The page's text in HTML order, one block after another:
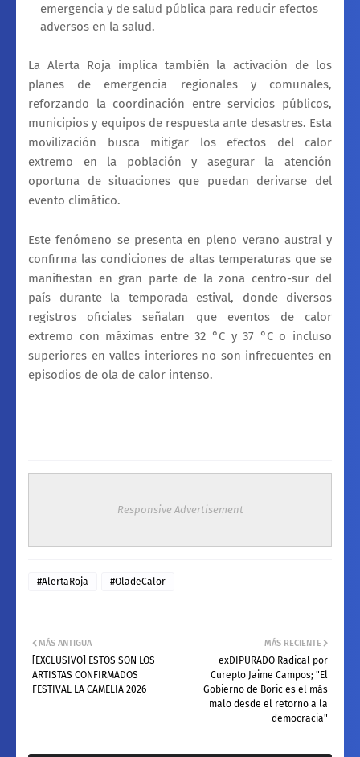
emergencia y de salud pública para reducir efectos
adversos en la salud.
La Alerta Roja implica también la activación de los
planes de emergencia regionales y comunales,
reforzando la coordinación entre servicios públicos,
municipios y equipos de respuesta ante desastres. Esta
movilización busca mitigar los efectos del calor
extremo en la población y asegurar la atención
oportuna de situaciones que puedan derivarse del
evento climático.
Este fenómeno se presenta en pleno verano austral y
confirma las condiciones de altas temperaturas que se
manifiestan en gran parte de la zona centro-sur del
país durante la temporada estival, donde diversos
registros oficiales señalan que eventos de calor
extremo con máximas entre 32 °C y 37 °C o incluso
superiores en valles interiores no son infrecuentes en
episodios de ola de calor intenso.
Responsive Advertisement
#AlertaRoja #OladeCalor
MÁS RECIENTE
exDIPURADO Radical por
Curepto Jaime Campos; "El
Gobierno de Boric es el más
malo desde el retorno a la
democracia"
MÁS ANTIGUA
[EXCLUSIVO] ESTOS SON LOS
ARTISTAS CONFIRMADOS
FESTIVAL LA CAMELIA 2026